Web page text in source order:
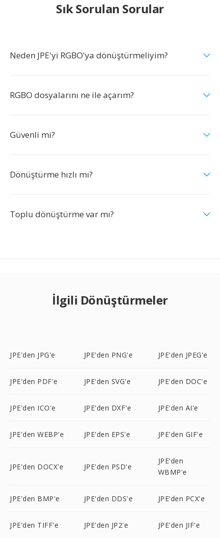
Sık Sorulan Sorular
Neden JPE'yi RGBO'ya dönüştürmeliyim?
RGBO dosyalarını ne ile açarım?
Güvenli mi?
Dönüştürme hızlı mı?
Toplu dönüştürme var mı?
İlgili Dönüştürmeler
JPE'den JPG'e JPE'den PNG'e JPE'den JPEG'e
JPE'den PDF'e JPE'den SVG'e JPE'den DOC'e
JPE'den ICO'e JPE'den DXF'e JPE'den AI'e
JPE'den WEBP'e JPE'den EPS'e JPE'den GIF'e
JPE'den DOCX'e JPE'den PSD'e
JPE'den
WBMP'e
JPE'den BMP'e JPE'den DDS'e JPE'den PCX'e
JPE'den TIFF'e JPE'den JP2'e JPE'den JIF'e